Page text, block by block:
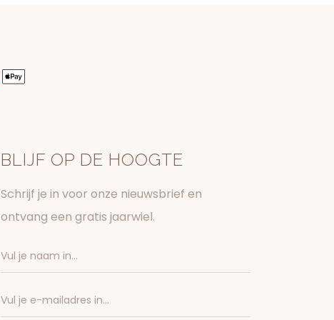
BLIJF OP DE HOOGTE
Schrijf je in voor onze nieuwsbrief en
ontvang een gratis jaarwiel.